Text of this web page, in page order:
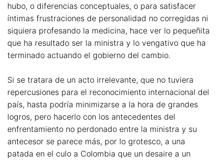
hubo, o diferencias conceptuales, o para satisfacer
íntimas frustraciones de personalidad no corregidas ni
siquiera profesando la medicina, hace ver lo pequeñita
que ha resultado ser la ministra y lo vengativo que ha
terminado actuando el gobierno del cambio.
Si se tratara de un acto irrelevante, que no tuviera
repercusiones para el reconocimiento internacional del
país, hasta podría minimizarse a la hora de grandes
logros, pero hacerlo con los antecedentes del
enfrentamiento no perdonado entre la ministra y su
antecesor se parece más, por lo grotesco, a una
patada en el culo a Colombia que un desaire a un